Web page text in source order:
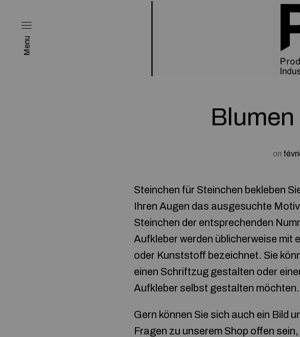
Menu
on
Steinchen für Steinchen bekleben
Ihren Augen das ausgesuchte
Steinchen der entsprechenden
Aufkleber werden üblicherweise mit
oder Kunststoff bezeichnet. Sie
einen Schriftzug gestalten oder
Aufkleber selbst gestalten möchten.
Gern können Sie sich auch ein Bild
Fragen zu unserem Shop offen